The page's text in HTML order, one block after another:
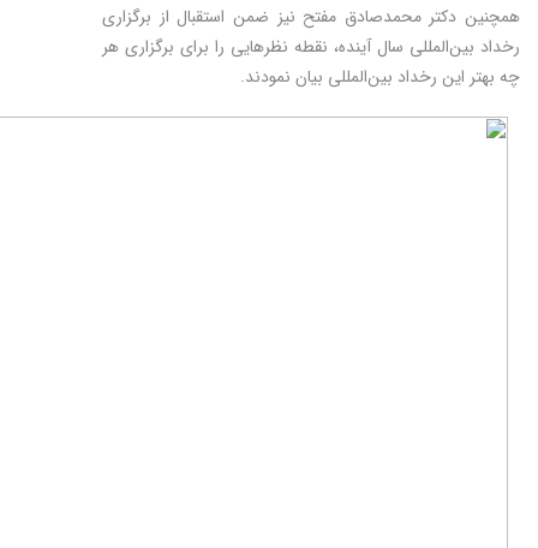
همچنین دکتر محمدصادق مفتح نیز ضمن استقبال از برگزاری
رخداد بین‌المللی سال آینده، نقطه نظرهایی را برای برگزاری هر
چه بهتر این رخداد بین‌المللی بیان نمودند.